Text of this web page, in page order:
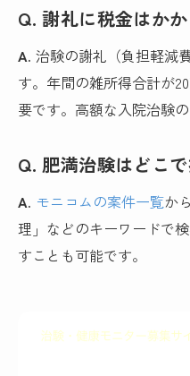
Q. 謝礼に税金はか
A. 治験の謝礼（負担軽減
す。年間の雑所得合計が
要です。高額な入院治験
Q. 肥満治験はどこ
A. モニコムの案件一覧か
理」などのキーワードで
すことも可能です。